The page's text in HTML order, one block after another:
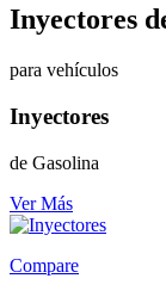
Inyectores
para vehículos
Inyectores
de Gasolina
Ver Más
Compare